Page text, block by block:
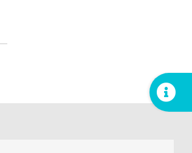
Toggle
Sliding
Bar